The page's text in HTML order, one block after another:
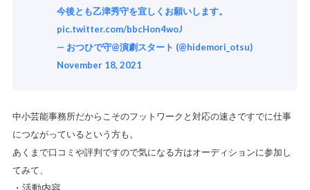
今後とも乙津秀守を宜しくお願いします。
pic.twitter.com/bbcHon4woJ
— おつひで守@演劇スタート (@hidemori_otsu)
November 18, 2021
中小芸能事務所だからこそのフットワークと対応の速さですでに仕事
につながっているという方も。
あくまで口コミや評判ですので気になる方はオーディションに参加し
てみて、
・活動内容